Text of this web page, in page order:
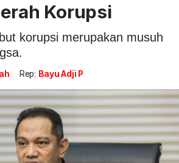
Korupsi
korupsi merupakan musuh
Rep: Bayu Adji P